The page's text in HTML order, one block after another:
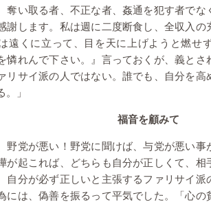
奪い取る者、不正な者、姦通を犯す者で
謝します。私は週に二度断食し、全収入
遠くに立って、目を天に上げようと燃せ
憐れんで下さい。』言っておくが、義と
リサイ派の人ではない。誰でも、自分を
」
福音を顧みて
野党が悪い！野党に聞けば、与党が悪い
が起これば、どちらも自分が正しくて、
自分が必ず正しいと主張するファリサイ
には、偽善を振るって平気でした。「心